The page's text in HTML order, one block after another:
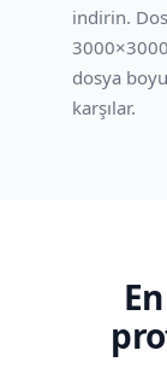
indirin.
dosya
karşılar.